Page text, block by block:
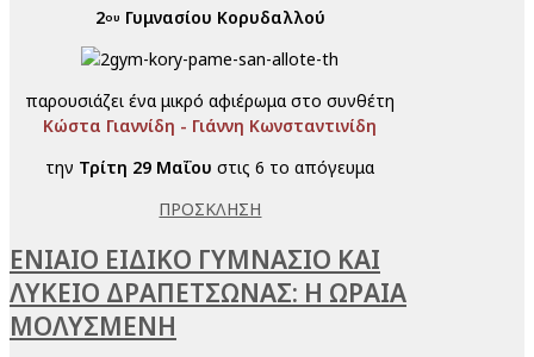
2ου Γυμνασίου Κορυδαλλού
παρουσιάζει ένα μικρό αφιέρωμα στο συνθέτη
Κώστα Γιαννίδη - Γιάννη Κωνσταντινίδη
την Τρίτη 29 Μαΐου στις 6 το απόγευμα
ΠΡΟΣΚΛΗΣΗ
ΕΝΙΑΙΟ ΕΙΔΙΚΟ ΓΥΜΝΑΣΙΟ ΚΑΙ
ΛΥΚΕΙΟ ΔΡΑΠΕΤΣΩΝΑΣ: Η ΩΡΑΙΑ
ΜΟΛΥΣΜΕΝΗ